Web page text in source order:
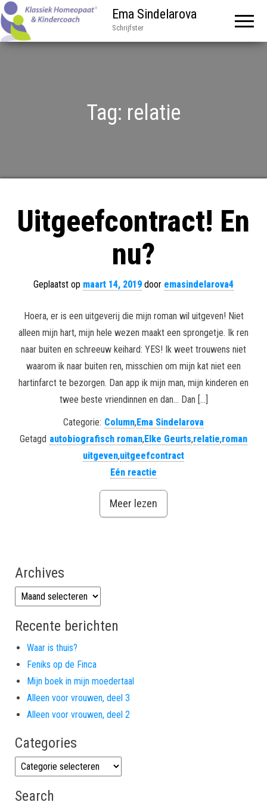
Ema Sindelarova
Schrijfster
Tag: relatie
Uitgeefcontract! En
nu?
Geplaatst op maart 14, 2019 door emasindelarova4
Hoera, er is een uitgeverij die mijn roman wil uitgeven! Niet
alleen mijn hart, mijn hele wezen maakt een sprongetje. Ik ren
naar buiten en schreeuw keihard: YES! Ik weet trouwens niet
waarom ik naar buiten ren, misschien om mijn kat niet een
hartinfarct te bezorgen. Dan app ik mijn man, mijn kinderen en
twee beste vriendinnen en dan… Dan […]
Categorie: Column,Ema Sindelarova
Getagd autobiografisch roman,Elke Geurts,relatie,roman
uitgeven,uitgeefcontract
Eén reactie
Meer lezen
Archives
Archives
Recente berichten
Waar is thuis?
Feniks op de Finca
Mijn boek in mijn moedertaal
Alleen voor vrouwen, deel 3
Alleen voor vrouwen, deel 2
Categories
Categories
Search